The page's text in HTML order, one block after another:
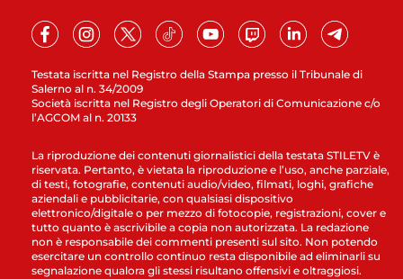
Testata iscritta nel Registro della Stampa presso il Tribunale di
Salerno al n. 34/2009
Società iscritta nel Registro degli Operatori di Comunicazione c/o
l’AGCOM al n. 20133
La riproduzione dei contenuti giornalistici della testata STILETV è
riservata. Pertanto, è vietata la riproduzione e l’uso, anche parziale,
di testi, fotografie, contenuti audio/video, filmati, loghi, grafiche
aziendali e pubblicitarie, con qualsiasi dispositivo
elettronico/digitale o per mezzo di fotocopie, registrazioni, cover e
tutto quanto è ascrivibile a copia non autorizzata. La redazione
non è responsabile dei commenti presenti sul sito. Non potendo
esercitare un controllo continuo resta disponibile ad eliminarli su
segnalazione qualora gli stessi risultano offensivi e oltraggiosi.